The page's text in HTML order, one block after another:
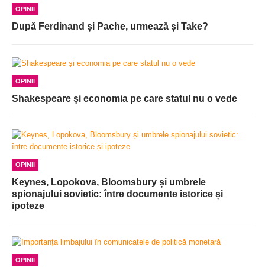
OPINII
După Ferdinand și Pache, urmează și Take?
OPINII
Shakespeare și economia pe care statul nu o vede
OPINII
Keynes, Lopokova, Bloomsbury și umbrele
spionajului sovietic: între documente istorice și
ipoteze
OPINII